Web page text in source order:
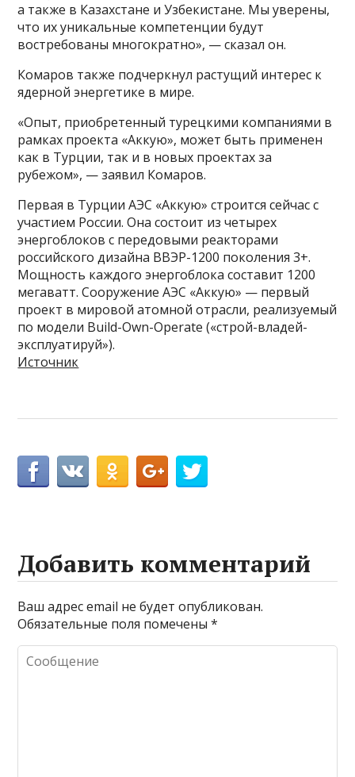
а также в Казахстане и Узбекистане. Мы уверены,
что их уникальные компетенции будут
востребованы многократно», — сказал он.
Комаров также подчеркнул растущий интерес к
ядерной энергетике в мире.
«Опыт, приобретенный турецкими компаниями в
рамках проекта «Аккую», может быть применен
как в Турции, так и в новых проектах за
рубежом», — заявил Комаров.
Первая в Турции АЭС «Аккую» строится сейчас с
участием России. Она состоит из четырех
энергоблоков с передовыми реакторами
российского дизайна ВВЭР-1200 поколения 3+.
Мощность каждого энергоблока составит 1200
мегаватт. Сооружение АЭС «Аккую» — первый
проект в мировой атомной отрасли, реализуемый
по модели Build-Own-Operate («строй-владей-
эксплуатируй»).
Источник
Добавить комментарий
Ваш адрес email не будет опубликован.
Обязательные поля помечены*